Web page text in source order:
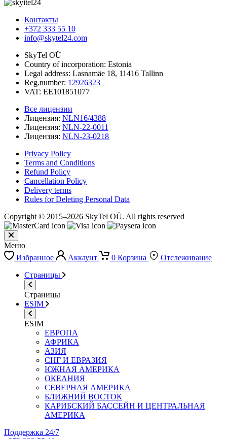
Контакты
+372 333 55 10
info@skytel24.com
SkyTel OÜ
Country of incorporation: Estonia
Legal address: Lasnamäe 18, 11416 Tallinn
Reg.number: 12926323
VAT: EE101851077
Все лицензии
Лицензия: NLN16/4388
Лицензия: NLN-22-0011
Лицензия: NLN-23-0218
Privacy Policy
Terms and Conditions
Refund Policy
Cancellation Policy
Delivery terms
Rules for Deleting Personal Data
Copyright © 2015–2026 SkyTel OÜ. All rights reserved
Меню
Избранное
Аккаунт 0 Корзина
Отслеживание
Страницы
Страницы
ESIM
ESIM
ЕВРОПА
АФРИКА
АЗИЯ
СНГ И ЕВРАЗИЯ
ЮЖНАЯ АМЕРИКА
ОКЕАНИЯ
СЕВЕРНАЯ АМЕРИКА
БЛИЖНИЙ ВОСТОК
КАРИБСКИЙ БАССЕЙН И ЦЕНТРАЛЬНАЯ
АМЕРИКА
Поддержка 24/7